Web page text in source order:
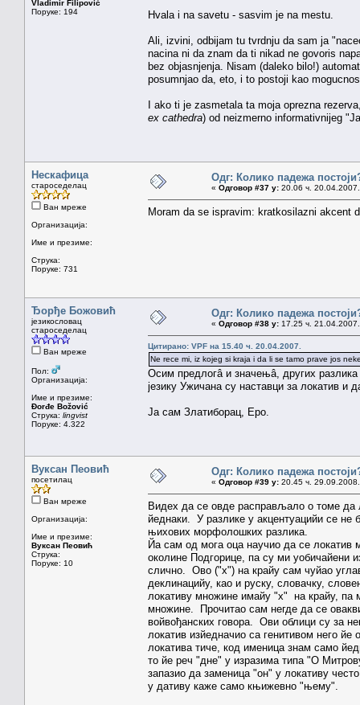
Vladimir Filipović
Поруке: 194
Hvala i na savetu - sasvim je na mestu.
Ali, izvini, odbijam tu tvrdnju da sam ja
nacina ni da znam da ti nikad ne govoris
bez objasnjenja. Nisam (daleko bilo!)
posumnjao da, eto, i to postoji kao
I ako ti je zasmetala ta moja oprezna
ex cathedra) od neizmerno informativnijeg
Нескафица
староседелац
Ван мреже
Организација:
Име и презиме:
Струка:
Поруке: 731
Одг: Колико падежа
« Одговор #37 у: 20.06 ч.
Moram da se ispravim: kratkosilazni akcent
Ђорђе Божовић
језикословац
староседелац
Ван мреже
Пол:
Организација:
Име и презиме:
Đorđe Božović
Струка: lingvist
Поруке: 4.322
Одг: Колико падежа
« Одговор #38 у: 17.25 ч.
Цитирано: VPF на 15.40 ч. 20.04.2007.
Ne rece mi, iz kojeg si kraja i da li se tamo prave jos
Осим предлогâ и значењâ, других
језику Ужичана су наставци за локатив и
Ја сам Златиборац, Еро.
Вуксан Пеовић
посетилац
Ван мреже
Организација:
Име и презиме:
Вуксан Пеовић
Струка:
Поруке: 10
Одг: Колико падежа
« Одговор #39 у: 20.45 ч.
Видех да се овде расправљало о томе да
йеднаки. У разлике у акцентуацийи се не
њихових морфолошких разлика.
Йа сам од мога оца научио да се
околине Подгорице, па су ми уобичайени
слично. Ово ("х") на крайу сам чуйао
деклинацийу, као и руску, словачку,
локативу множине имайу "х" на крайу, па
множине. Прочитао сам негде да се
войвођанских говора. Ови облици су за
локатив изйедначио са генитивом него
локатива тиче, код именица знам само
то йе реч "дне" у изразима типа "О
запазио да заменица "он" у локативу
у дативу каже само књижевно "њему".